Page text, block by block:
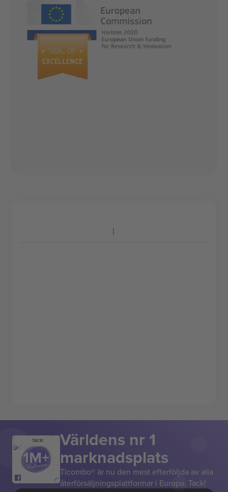
TACK! Världens nr 1
marknadsplats
Ticombo® är nu den mest efterföljda av alla
återförsäljningsplattformar i Europa. Tack!